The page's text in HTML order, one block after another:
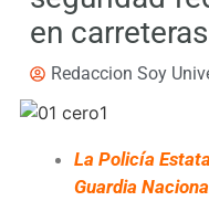
en carreteras
Redaccion Soy
La Policía
Guardia